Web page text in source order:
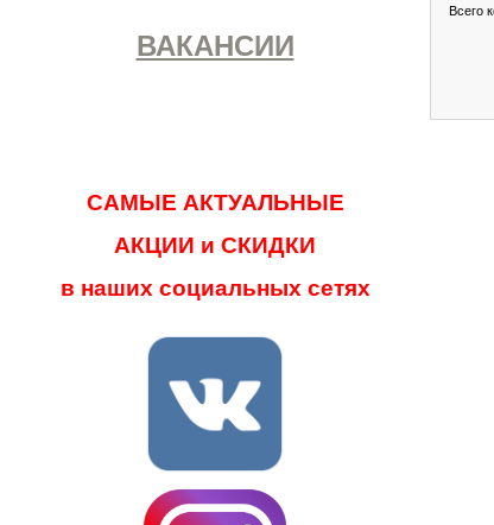
ВАКАНСИИ
САМЫЕ АКТУАЛЬНЫЕ
АКЦИИ и СКИДКИ
в наших социальных сетях
Всего